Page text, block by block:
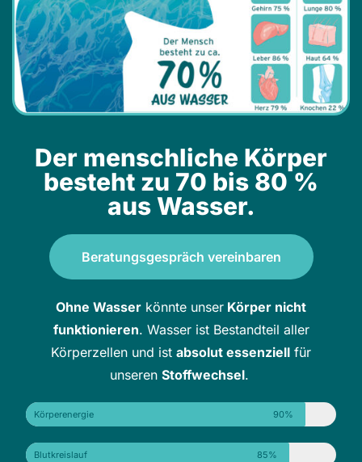
Der menschliche Körper
besteht zu 70 bis 80 %
aus Wasser.
Beratungsgespräch vereinbaren
Ohne Wasser könnte unser Körper nicht
funktionieren. Wasser ist Bestandteil aller
Körperzellen und ist absolut essenziell für
unseren Stoffwechsel.
Körperenergie 90%
Blutkreislauf 85%